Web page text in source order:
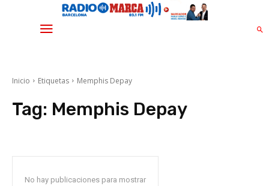
Inicio Etiquetas Memphis Depay
Tag: Memphis Depay
No hay publicaciones para mostrar